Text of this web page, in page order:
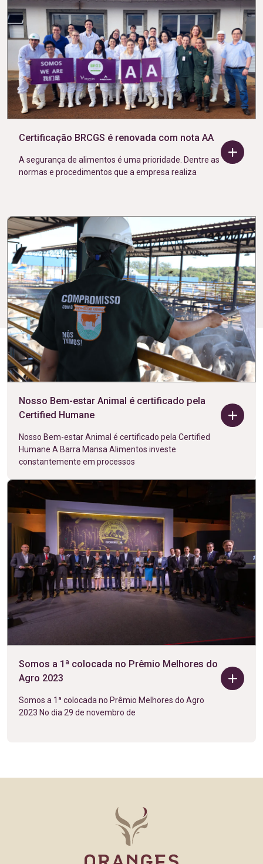
Certificação BRCGS é renovada com nota AA
A segurança de alimentos é uma prioridade. Dentre as
normas e procedimentos que a empresa realiza
Nosso Bem-estar Animal é certificado pela
Certified Humane
Nosso Bem-estar Animal é certificado pela Certified
Humane A Barra Mansa Alimentos investe
constantemente em processos
Somos a 1ª colocada no Prêmio Melhores do
Agro 2023
Somos a 1ª colocada no Prêmio Melhores do Agro
2023 No dia 29 de novembro de